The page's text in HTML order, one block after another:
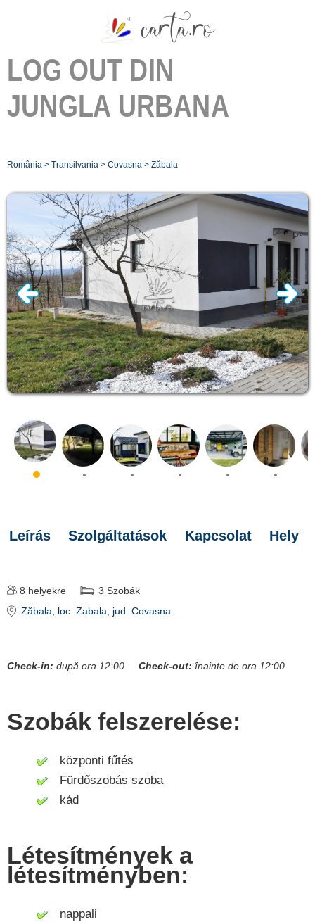
LOG OUT DIN
JUNGLA URBANA
România > Transilvania > Covasna > Zăbala
Leírás Szolgáltatások Kapcsolat Hely
8 helyekre 3 Szobák
Zăbala, loc. Zabala, jud. Covasna
Check-in: după ora 12:00 Check-out: înainte de ora 12:00
Szobák felszerelése:
központi fűtés
Fürdőszobás szoba
kád
Létesítmények a
létesítményben:
nappali